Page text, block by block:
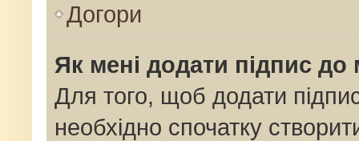
Догори
Як мені додати підпис
Для того, щоб додати
необхідно спочатку